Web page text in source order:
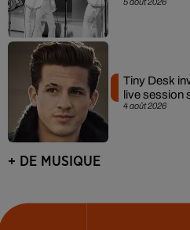
4 août 2026
Tiny Desk
live session
+ DE MUSIQUE